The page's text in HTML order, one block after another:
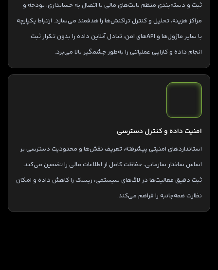
ثبت و دسته‌بندی منظم بابت‌های مالی با اتصال به حسابداری، بودجه و
مراکز هزینه، تحلیل و کنترل تراکنش‌ها را هدفمند می‌سازد. ارتباط یکپارچه
با سایر ماژول‌ها و APIهای امن، تبادل آنلاین داده را بدون تکرار ثبت
انجام داده و کارایی عملیاتی را به‌طور چشمگیر بالا می‌برد.
امنیت داده و کنترل دسترسی
استانداردهای امنیتی پیشرفته، تعریف نقش‌ها و محدودیت دسترسی بر
اساس ساختار سازمانی، حفاظت کامل از اطلاعات مالی را تضمین می‌کند.
ثبت دقیق فعالیت‌ها در لاگ‌های سیستمی، ریسک را کاهش داده و امکان
نظارت همه‌جانبه را فراهم می‌کند.